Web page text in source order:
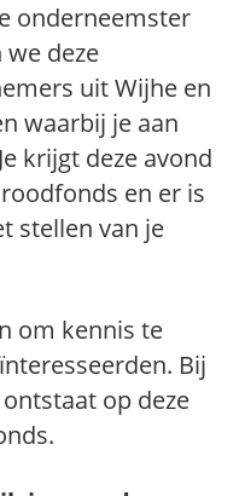
onderneemster
we deze
uit Wijhe en
waarbij je aan
krijgt deze avond
en er is
stellen van je
om kennis te
Bij
op deze